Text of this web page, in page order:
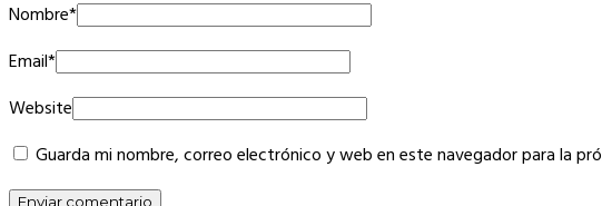
Nombre*
Email*
Website
Guarda mi nombre, correo electrónico y web en este navegador para la